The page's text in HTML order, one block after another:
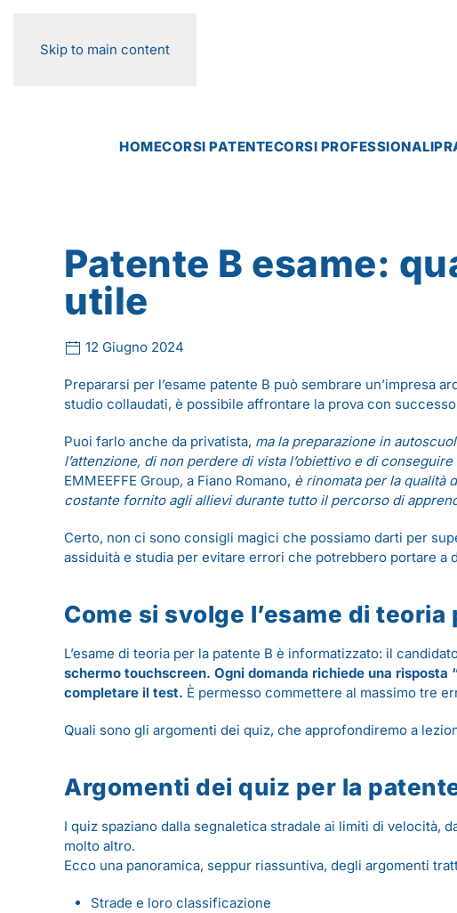
Skip to main content
HOMECORSI PATENTECORSI PROFESSIONALI
Patente B esame:
utile
12 Giugno 2024
Prepararsi per l’esame patente B può sembrare un’impresa
studio collaudati, è possibile affrontare la prova con
Puoi farlo anche da privatista, ma la preparazione in
l’attenzione, di non perdere di vista l’obiettivo e di conseguire
EMMEEFFE Group, a Fiano Romano, è rinomata per la qualità
costante fornito agli allievi durante tutto il percorso di
Certo, non ci sono consigli magici che possiamo darti per
assiduità e studia per evitare errori che potrebbero portare a
Come si svolge l’esame di teoria
L’esame di teoria per la patente B è informatizzato: il
schermo touchscreen. Ogni domanda richiede una risposta
completare il test. È permesso commettere al massimo tre
Quali sono gli argomenti dei quiz, che approfondiremo a
Argomenti dei quiz per la
I quiz spaziano dalla segnaletica stradale ai limiti di velocità,
molto altro.
Ecco una panoramica, seppur riassuntiva, degli argomenti
Strade e loro classificazione